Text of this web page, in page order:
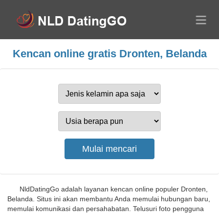
Kencan online gratis Dronten, Belanda
NldDatingGo adalah layanan kencan online populer Dronten,
Belanda. Situs ini akan membantu Anda memulai hubungan baru,
memulai komunikasi dan persahabatan. Telusuri foto pengguna